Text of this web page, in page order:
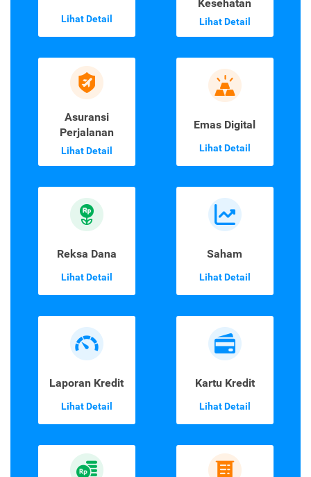
Lihat Detail
Kesehatan
Lihat Detail
Asuransi
Perjalanan
Lihat Detail
Emas Digital
Lihat Detail
Reksa Dana
Lihat Detail
Saham
Lihat Detail
Laporan Kredit
Lihat Detail
Kartu Kredit
Lihat Detail